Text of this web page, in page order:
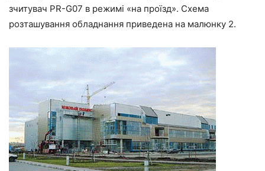
зчитувач PR-G07 в режимі «на проїзд». Схема
розташування обладнання приведена на малюнку 2.